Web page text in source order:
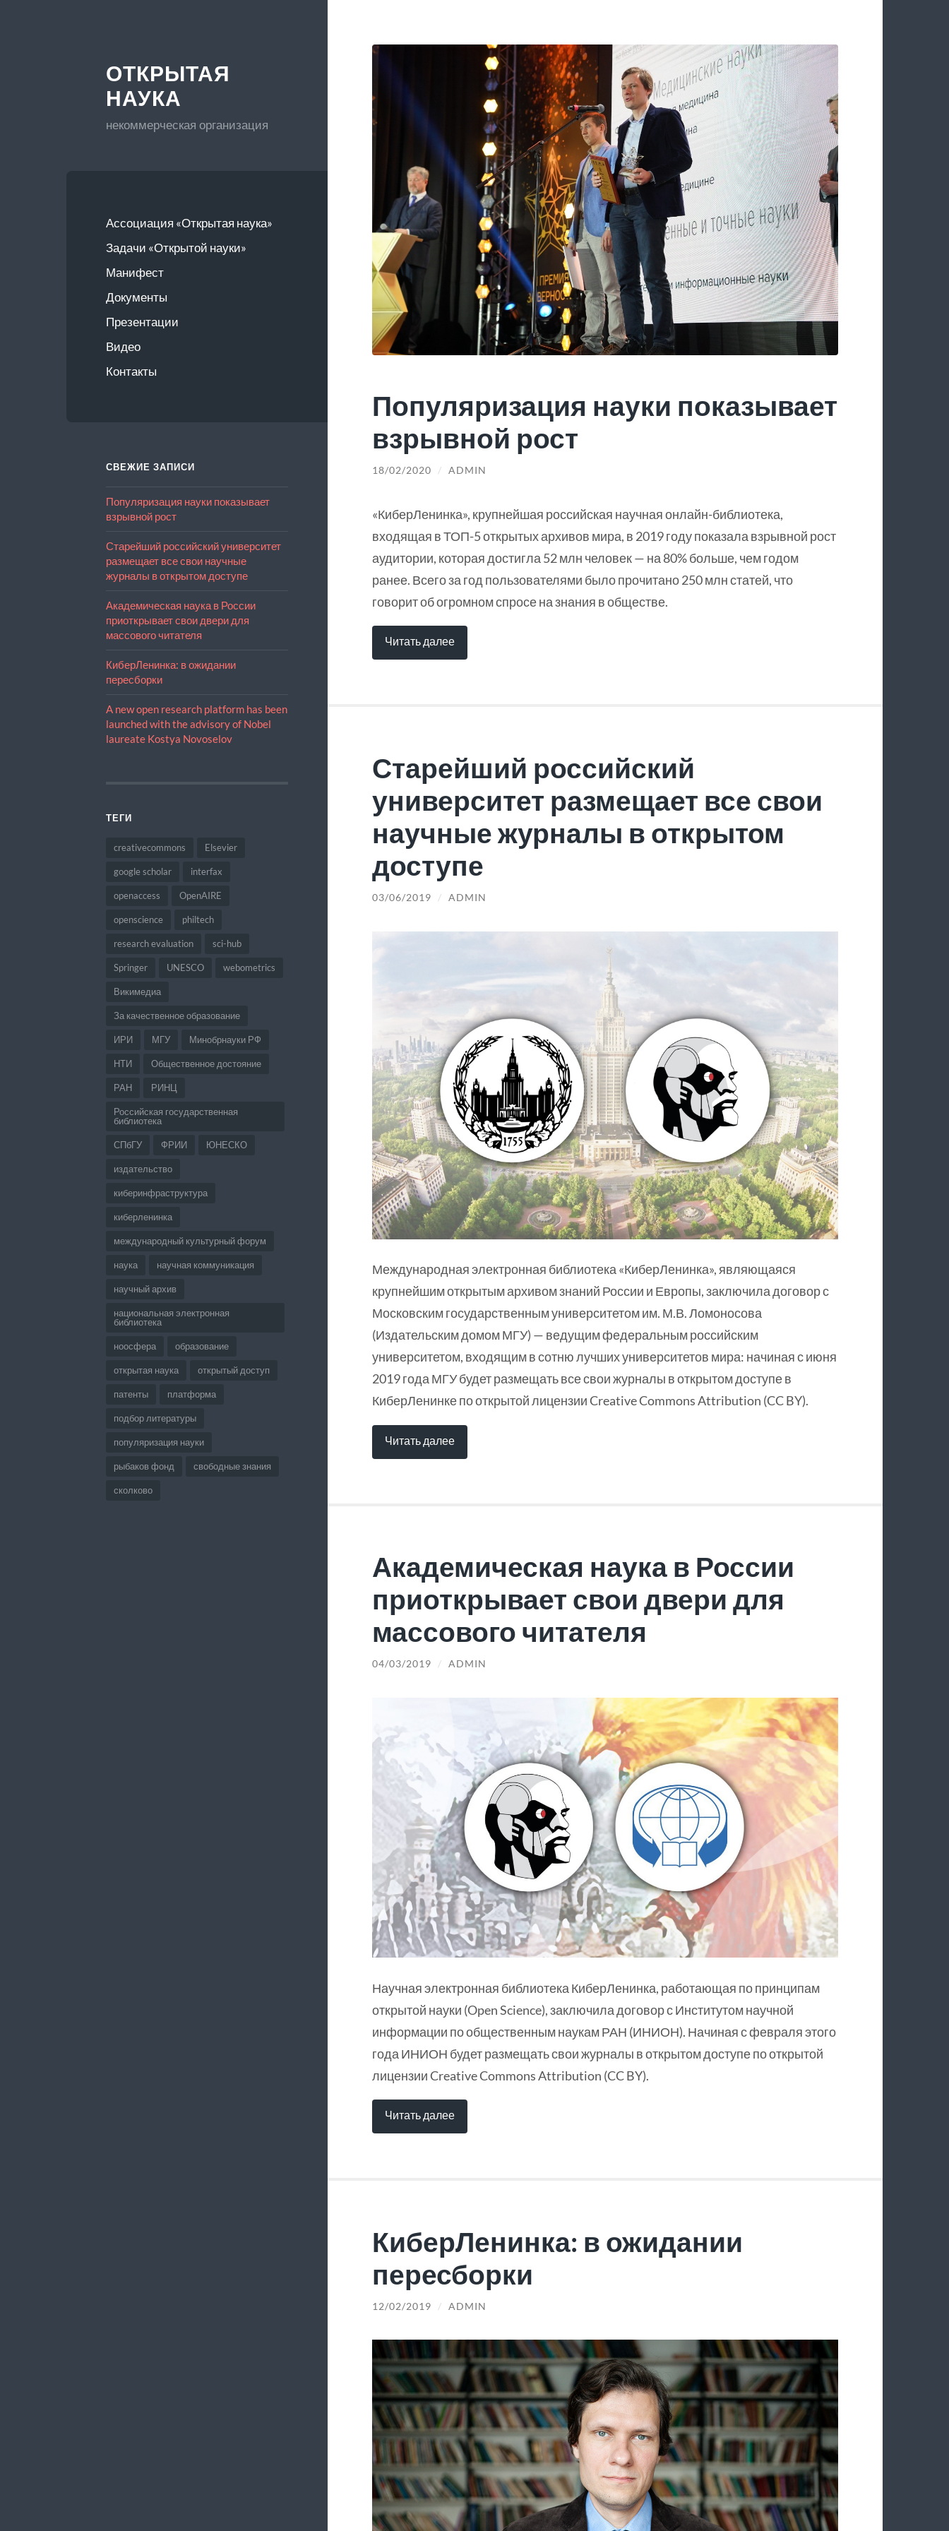
ОТКРЫТАЯ
НАУКА
некоммерческая организация
Ассоциация «Открытая наука»
Задачи «Открытой науки»
Манифест
Документы
Презентации
Видео
Контакты
СВЕЖИЕ ЗАПИСИ
Популяризация науки показывает
взрывной рост
Старейший российский университет
размещает все свои научные
журналы в открытом доступе
Академическая наука в России
приоткрывает свои двери для
массового читателя
КиберЛенинка: в ожидании
пересборки
A new open research platform has been
launched with the advisory of Nobel
laureate Kostya Novoselov
ТЕГИ
creativecommons Elsevier
google scholar interfax
openaccess OpenAIRE
openscience philtech
research evaluation sci-hub
Springer UNESCO webometrics
Викимедиа
За качественное образование
ИРИ МГУ Минобрнауки РФ
НТИ Общественное достояние
РАН РИНЦ
Российская государственная
библиотека
СПбГУ ФРИИ ЮНЕСКО
издательство
киберинфраструктура
киберленинка
международный культурный форум
наука научная коммуникация
научный архив
национальная электронная
библиотека
ноосфера образование
открытая наука открытый доступ
патенты платформа
подбор литературы
популяризация науки
рыбаков фонд свободные знания
сколково
Популяризация науки показывает
взрывной рост
18/02/2020 / ADMIN
«КиберЛенинка», крупнейшая российская научная онлайн-библиотека,
входящая в ТОП-5 открытых архивов мира, в 2019 году показала взрывной рост
аудитории, которая достигла 52 млн человек — на 80% больше, чем годом
ранее. Всего за год пользователями было прочитано 250 млн статей, что
говорит об огромном спросе на знания в обществе.
Читать далее
Старейший российский
университет размещает все свои
научные журналы в открытом
доступе
03/06/2019 / ADMIN
Международная электронная библиотека «КиберЛенинка», являющаяся
крупнейшим открытым архивом знаний России и Европы, заключила договор с
Московским государственным университетом им. М.В. Ломоносова
(Издательским домом МГУ) — ведущим федеральным российским
университетом, входящим в сотню лучших университетов мира: начиная с июня
2019 года МГУ будет размещать все свои журналы в открытом доступе в
КиберЛенинке по открытой лицензии Creative Commons Attribution (CC BY).
Читать далее
Академическая наука в России
приоткрывает свои двери для
массового читателя
04/03/2019 / ADMIN
Научная электронная библиотека КиберЛенинка, работающая по принципам
открытой науки (Open Science), заключила договор с Институтом научной
информации по общественным наукам РАН (ИНИОН). Начиная с февраля этого
года ИНИОН будет размещать свои журналы в открытом доступе по открытой
лицензии Creative Commons Attribution (CC BY).
Читать далее
КиберЛенинка: в ожидании
пересборки
12/02/2019 / ADMIN